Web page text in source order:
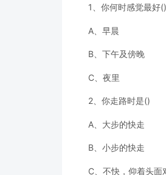
1、你何时感觉最好()
A、早晨
B、下午及傍晚
C、夜里
2、你走路时是()
A、大步的快走
B、小步的快走
C、不快，仰着头面